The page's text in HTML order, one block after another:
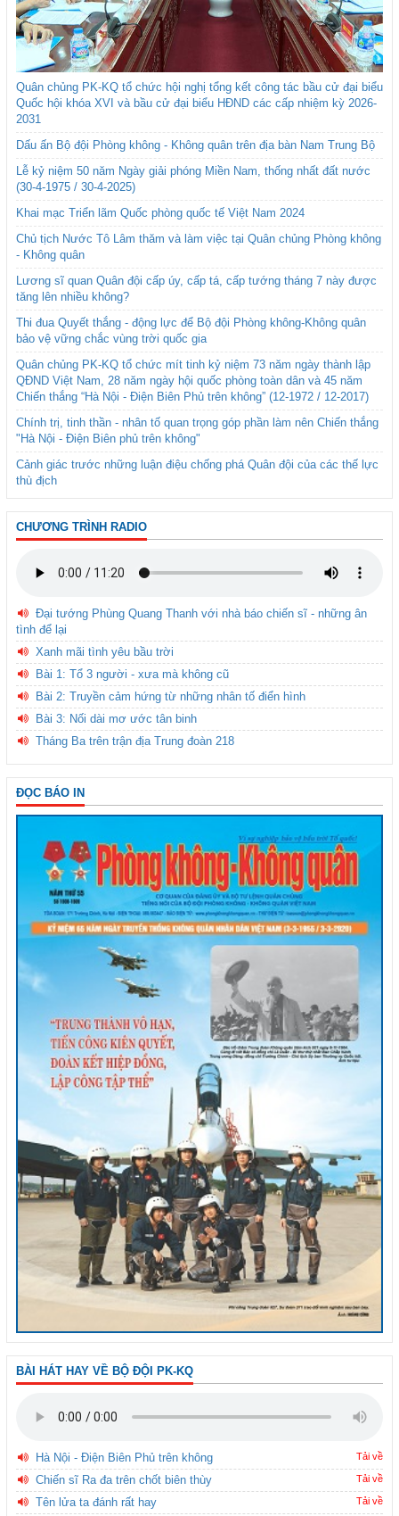
Quân chủng PK-KQ tổ chức hội nghị tổng kết công tác bầu cử đại biểu
Quốc hội khóa XVI và bầu cử đại biểu HĐND các cấp nhiệm kỳ 2026-
2031
Dấu ấn Bộ đội Phòng không - Không quân trên địa bàn Nam Trung Bộ
Lễ kỷ niệm 50 năm Ngày giải phóng Miền Nam, thống nhất đất nước
(30-4-1975 / 30-4-2025)
Khai mạc Triển lãm Quốc phòng quốc tế Việt Nam 2024
Chủ tịch Nước Tô Lâm thăm và làm việc tại Quân chủng Phòng không
- Không quân
Lương sĩ quan Quân đội cấp úy, cấp tá, cấp tướng tháng 7 này được
tăng lên nhiều không?
Thi đua Quyết thắng - động lực để Bộ đội Phòng không-Không quân
bảo vệ vững chắc vùng trời quốc gia
Quân chủng PK-KQ tổ chức mít tinh kỷ niệm 73 năm ngày thành lập
QĐND Việt Nam, 28 năm ngày hội quốc phòng toàn dân và 45 năm
Chiến thắng “Hà Nội - Điện Biên Phủ trên không” (12-1972 / 12-2017)
Chính trị, tinh thần - nhân tố quan trọng góp phần làm nên Chiến thắng
"Hà Nội - Điện Biên phủ trên không"
Cảnh giác trước những luận điệu chống phá Quân đội của các thế lực
thù địch
CHƯƠNG TRÌNH RADIO
Đại tướng Phùng Quang Thanh với nhà báo chiến sĩ - những ân
tình để lại
Xanh mãi tình yêu bầu trời
Bài 1: Tổ 3 người - xưa mà không cũ
Bài 2: Truyền cảm hứng từ những nhân tố điển hình
Bài 3: Nối dài mơ ước tân binh
Tháng Ba trên trận địa Trung đoàn 218
ĐỌC BÁO IN
BÀI HÁT HAY VỀ BỘ ĐỘI PK-KQ
Hà Nội - Điện Biên Phủ trên không Tải về
Chiến sĩ Ra đa trên chốt biên thùy Tải về
Tên lửa ta đánh rất hay Tải về